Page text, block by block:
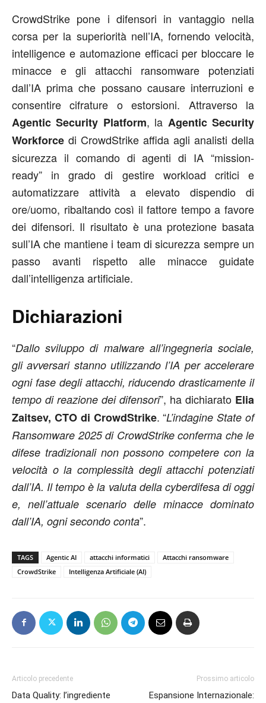
CrowdStrike pone i difensori in vantaggio nella
corsa per la superiorità nell’IA, fornendo velocità,
intelligence e automazione efficaci per bloccare le
minacce e gli attacchi ransomware potenziati
dall’IA prima che possano causare interruzioni e
consentire cifrature o estorsioni. Attraverso la
Agentic Security Platform, la Agentic Security
Workforce di CrowdStrike affida agli analisti della
sicurezza il comando di agenti di IA “mission-
ready” in grado di gestire workload critici e
automatizzare attività a elevato dispendio di
ore/uomo, ribaltando così il fattore tempo a favore
dei difensori. Il risultato è una protezione basata
sull’IA che mantiene i team di sicurezza sempre un
passo avanti rispetto alle minacce guidate
dall’intelligenza artificiale.
Dichiarazioni
“Dallo sviluppo di malware all’ingegneria sociale,
gli avversari stanno utilizzando l’IA per accelerare
ogni fase degli attacchi, riducendo drasticamente il
tempo di reazione dei difensori”, ha dichiarato Elia
Zaitsev, CTO di CrowdStrike. “L’indagine State of
Ransomware 2025 di CrowdStrike conferma che le
difese tradizionali non possono competere con la
velocità o la complessità degli attacchi potenziati
dall’IA. Il tempo è la valuta della cyberdifesa di oggi
e, nell’attuale scenario delle minacce dominato
dall’IA, ogni secondo conta”.
TAGS Agentic AI attacchi informatici
Attacchi ransomware
CrowdStrike
Intelligenza Artificiale (AI)
Articolo precedente
Data Quality: l’ingrediente
Prossimo articolo
Espansione Internazionale: